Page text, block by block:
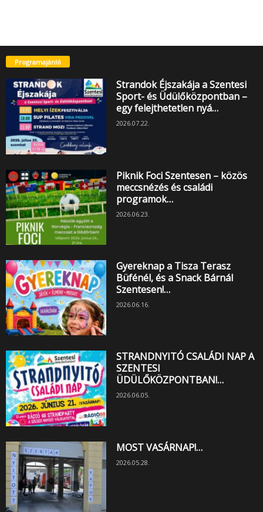
Programajánló
Strandok Éjszakája a Szentesi
Sport- és Üdülőközpontban –
egy felejthetetlen nyá…
2026.07.22.
Piknik Foci Szentesen – közös
meccsnézés és családi
programok…
2026.06.23.
Gyereknap a Tisza Terasz
Büfénél, és a Snack Bárnál
Szentesen!…
2026.06.16.
STRANDNYITÓ CSALÁDI NAP A
SZENTESI
ÜDÜLŐKÖZPONTBAN!…
2026.06.05.
MOST VASÁRNAP!…
2026.05.28.